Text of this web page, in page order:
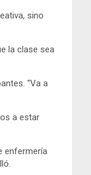
sino
la clase sea
“Va a
a estar
enfermería